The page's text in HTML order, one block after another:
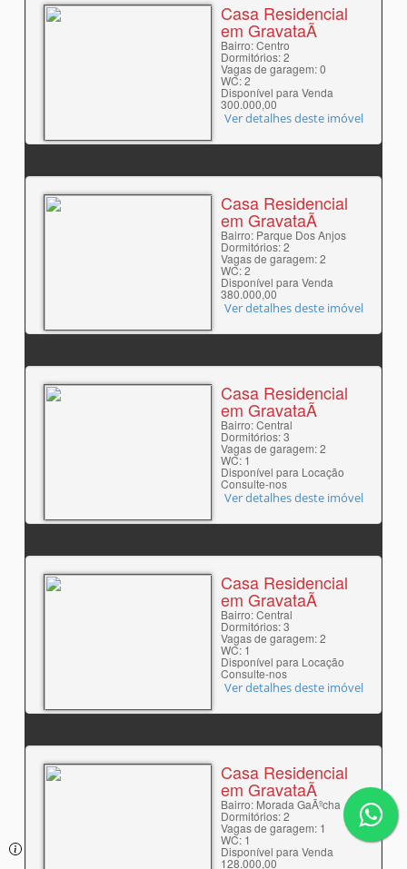
Casa Residencial
em GravataÃ­
Bairro: Centro
Dormitórios: 2
Vagas de garagem: 0
WC: 2
Disponível para Venda
300.000,00
Ver detalhes deste imóvel
Casa Residencial
em GravataÃ­
Bairro: Parque Dos Anjos
Dormitórios: 2
Vagas de garagem: 2
WC: 2
Disponível para Venda
380.000,00
Ver detalhes deste imóvel
Casa Residencial
em GravataÃ­
Bairro: Central
Dormitórios: 3
Vagas de garagem: 2
WC: 1
Disponível para Locação
Consulte-nos
Ver detalhes deste imóvel
Casa Residencial
em GravataÃ­
Bairro: Central
Dormitórios: 3
Vagas de garagem: 2
WC: 1
Disponível para Locação
Consulte-nos
Ver detalhes deste imóvel
Casa Residencial
em GravataÃ­
Bairro: Morada GaÃºcha
Dormitórios: 2
Vagas de garagem: 1
WC: 1
Disponível para Venda
128.000,00